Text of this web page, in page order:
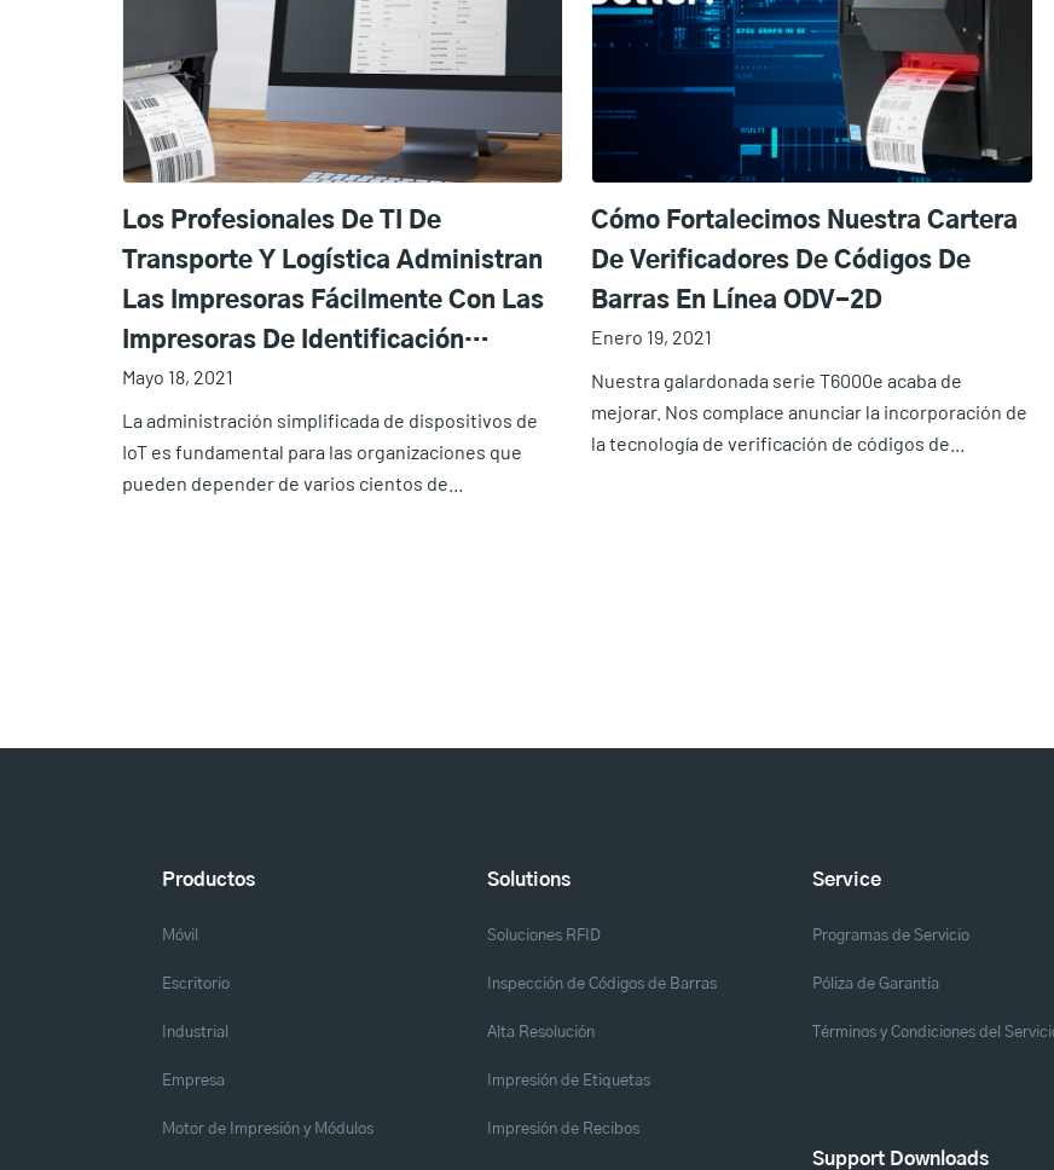
Los Profesionales De TI De
Transporte Y Logística Administran
Las Impresoras Fácilmente Con Las
Impresoras De Identificación
Automática De TSC Printronix Con
Tecnología De SOTI Connect
Mayo 18, 2021
La administración simplificada de dispositivos de
IoT es fundamental para las organizaciones que
pueden depender de varios cientos de...
Cómo Fortalecimos Nuestra Cartera
De Verificadores De Códigos De
Barras En Línea ODV-2D
Enero 19, 2021
Nuestra galardonada serie T6000e acaba de
mejorar. Nos complace anunciar la incorporación de
la tecnología de verificación de códigos de...
Productos
Móvil
Escritorio
Industrial
Empresa
Motor de Impresión y Módulos
Solutions
Soluciones RFID
Inspección de Códigos de Barras
Alta Resolución
Impresión de Etiquetas
Impresión de Recibos
Service
Programas de Servicio
Póliza de Garantía
Términos y Condiciones del
Support Downloads